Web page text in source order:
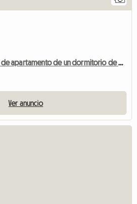
Alquiler por temporada de apartamento de un dormitorio de 42 m²
Ver anuncio